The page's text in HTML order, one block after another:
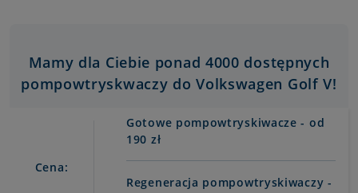
Mamy dla Ciebie ponad 4000 dostępnych
pompowtryskwaczy do Volkswagen Golf V!
Cena:
Gotowe pompowtryskiwacze - od
190 zł
Regeneracja pompowtryskiwaczy -